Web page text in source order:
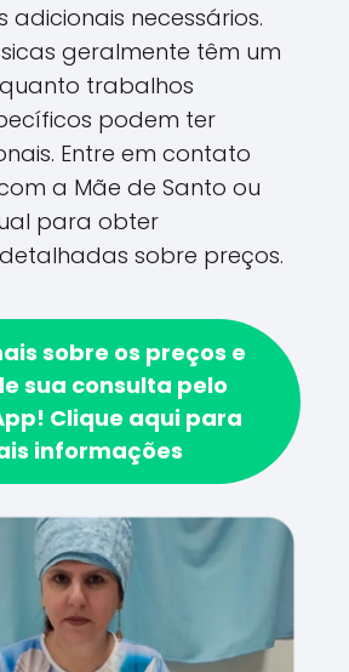
adicionais necessários.
geralmente têm um
trabalhos
podem ter
Entre em contato
a Mãe de Santo ou
para obter
sobre preços.
sobre os preços e
sua consulta pelo
Clique aqui para
informações